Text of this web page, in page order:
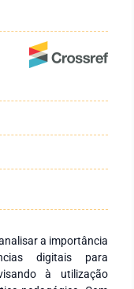
a importância
digitais para
à utilização